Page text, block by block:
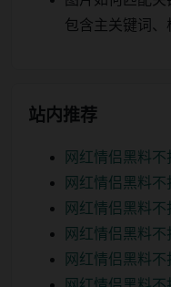
包含主关键词、
站内推荐
网红情侣黑料
网红情侣黑料
网红情侣黑料
网红情侣黑料
网红情侣黑料